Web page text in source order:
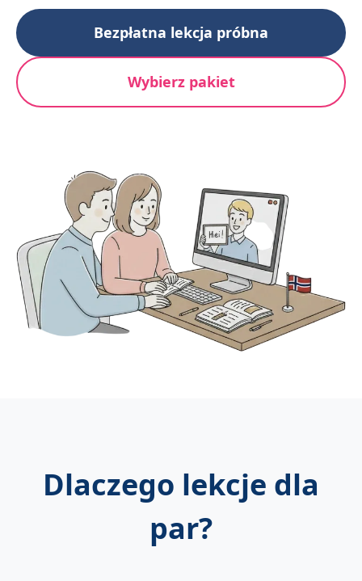
Bezpłatna lekcja próbna
Wybierz pakiet
Dlaczego lekcje dla
par?